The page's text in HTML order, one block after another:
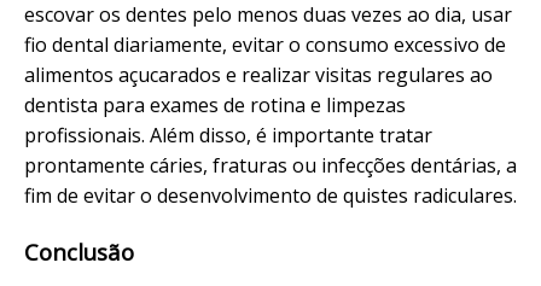
escovar os dentes pelo menos duas vezes ao dia, usar
fio dental diariamente, evitar o consumo excessivo de
alimentos açucarados e realizar visitas regulares ao
dentista para exames de rotina e limpezas
profissionais. Além disso, é importante tratar
prontamente cáries, fraturas ou infecções dentárias, a
fim de evitar o desenvolvimento de quistes radiculares.
Conclusão